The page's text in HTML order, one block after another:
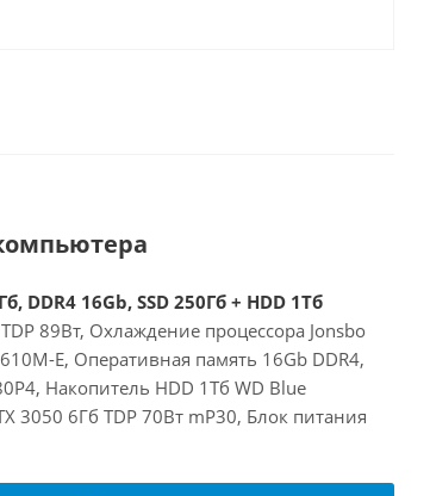
DDR4 16Gb, SSD 250Гб + HDD 1Тб
89Вт, Охлаждение процессора Jonsbo
E, Оперативная память 16Gb DDR4,
Накопитель HDD 1Тб WD Blue
3050 6Гб TDP 70Вт mP30, Блок питания